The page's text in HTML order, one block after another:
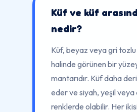
Küf ve küf
nedir?
Küf, beyaz veya gri
halinde görünen bir
mantarıdır. Küf daha
eder ve siyah, yeşil veya
renklerde olabilir. Her